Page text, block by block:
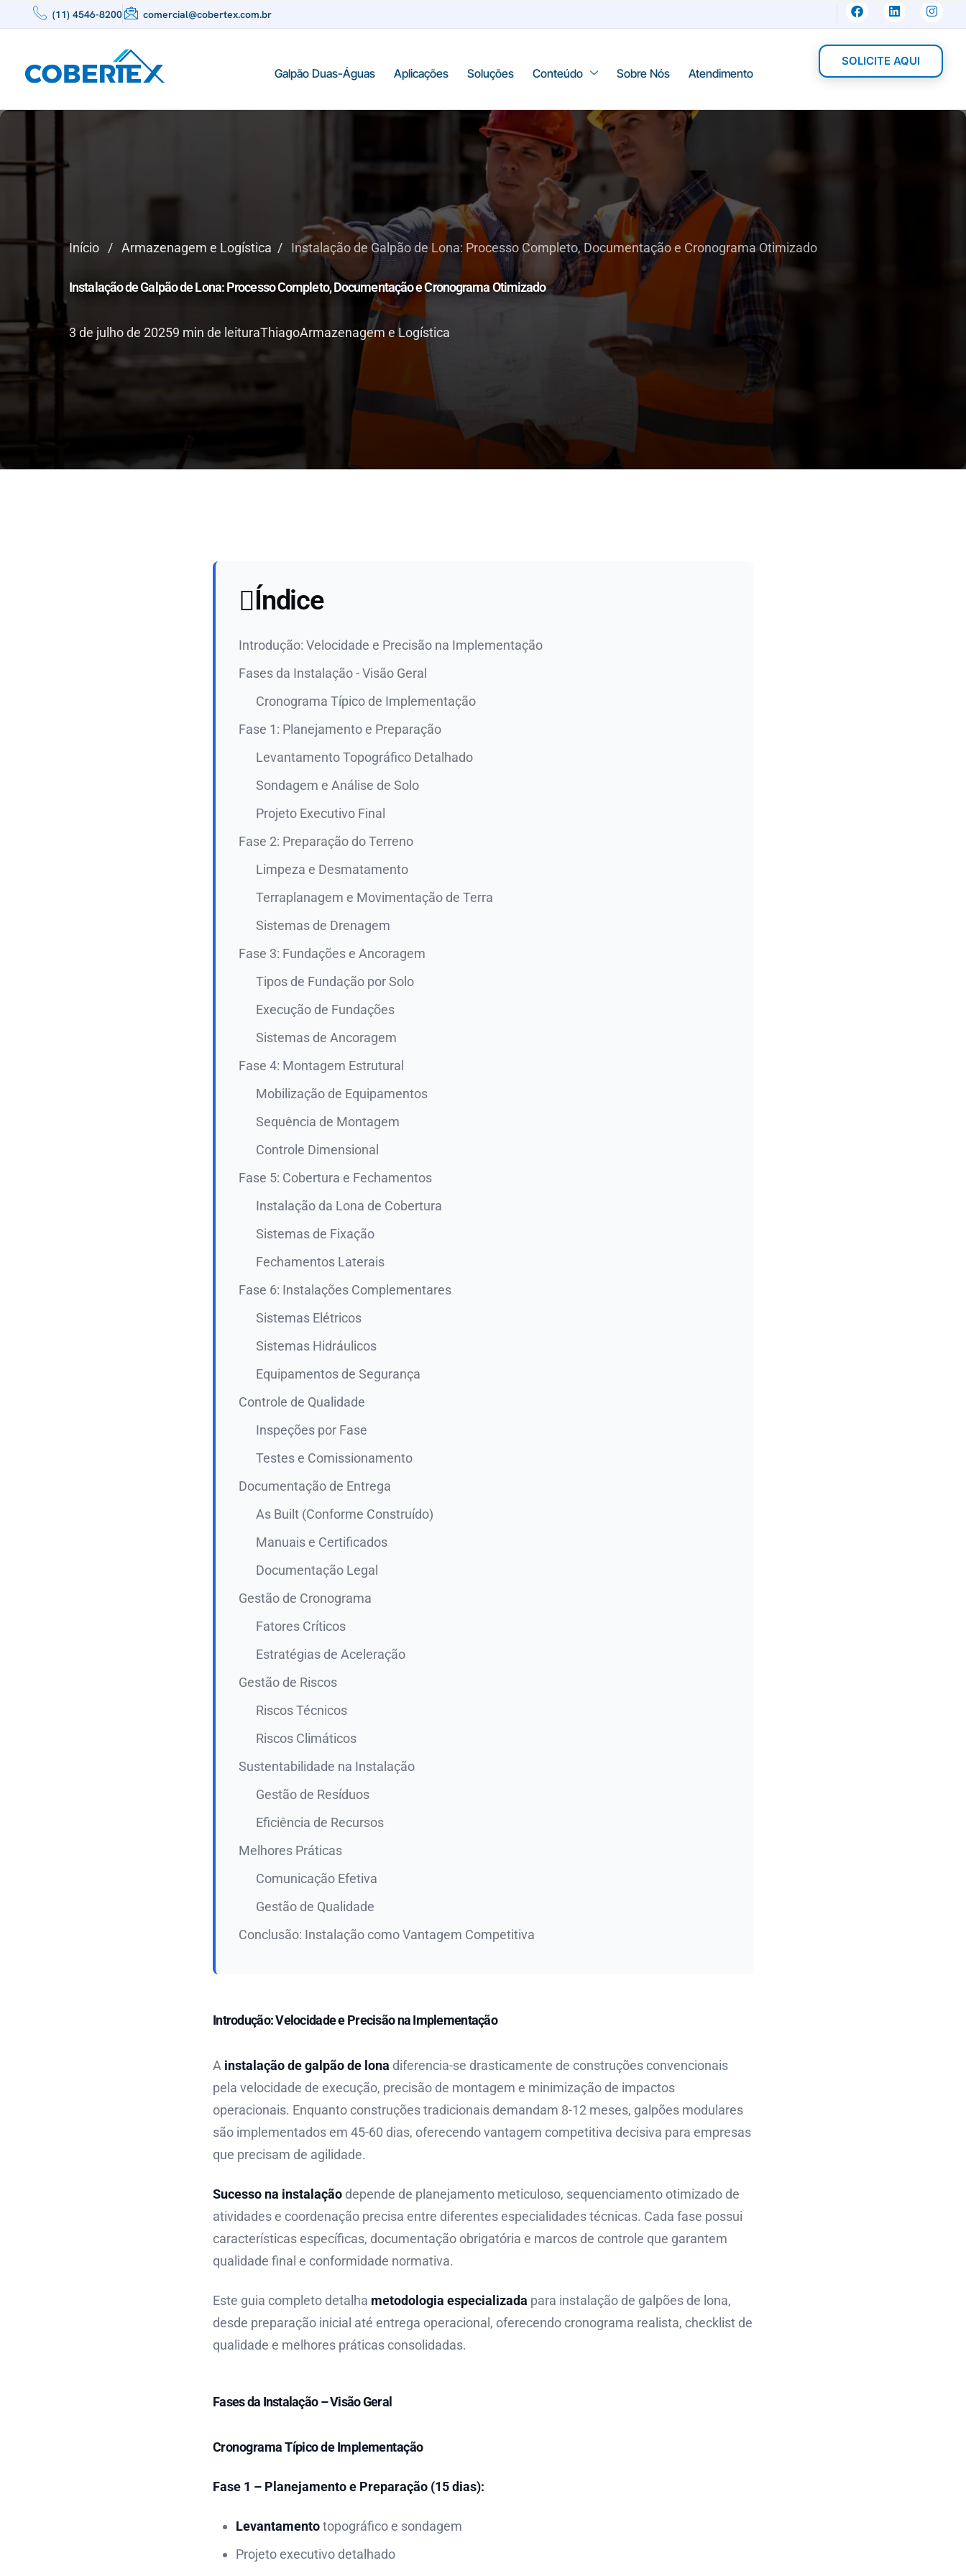
(11) 4546-8200 comercial@cobertex.com.br
Galpão Duas-Águas Aplicações Soluções Conteúdo Sobre Nós Atendimento
SOLICITE AQUI
Início / Armazenagem e Logística / Instalação de Galpão de Lona: Processo Completo, Documentação e Cronograma Otimizado
Instalação de Galpão de Lona: Processo Completo, Documentação e Cronograma Otimizado
3 de julho de 20259 min de leituraThiagoArmazenagem e Logística
Índice
Introdução: Velocidade e Precisão na Implementação
Fases da Instalação - Visão Geral
Cronograma Típico de Implementação
Fase 1: Planejamento e Preparação
Levantamento Topográfico Detalhado
Sondagem e Análise de Solo
Projeto Executivo Final
Fase 2: Preparação do Terreno
Limpeza e Desmatamento
Terraplanagem e Movimentação de Terra
Sistemas de Drenagem
Fase 3: Fundações e Ancoragem
Tipos de Fundação por Solo
Execução de Fundações
Sistemas de Ancoragem
Fase 4: Montagem Estrutural
Mobilização de Equipamentos
Sequência de Montagem
Controle Dimensional
Fase 5: Cobertura e Fechamentos
Instalação da Lona de Cobertura
Sistemas de Fixação
Fechamentos Laterais
Fase 6: Instalações Complementares
Sistemas Elétricos
Sistemas Hidráulicos
Equipamentos de Segurança
Controle de Qualidade
Inspeções por Fase
Testes e Comissionamento
Documentação de Entrega
As Built (Conforme Construído)
Manuais e Certificados
Documentação Legal
Gestão de Cronograma
Fatores Críticos
Estratégias de Aceleração
Gestão de Riscos
Riscos Técnicos
Riscos Climáticos
Sustentabilidade na Instalação
Gestão de Resíduos
Eficiência de Recursos
Melhores Práticas
Comunicação Efetiva
Gestão de Qualidade
Conclusão: Instalação como Vantagem Competitiva
Introdução: Velocidade e Precisão na Implementação
A instalação de galpão de lona diferencia-se drasticamente de construções convencionais
pela velocidade de execução, precisão de montagem e minimização de impactos
operacionais. Enquanto construções tradicionais demandam 8-12 meses, galpões modulares
são implementados em 45-60 dias, oferecendo vantagem competitiva decisiva para empresas
que precisam de agilidade.
Sucesso na instalação depende de planejamento meticuloso, sequenciamento otimizado de
atividades e coordenação precisa entre diferentes especialidades técnicas. Cada fase possui
características específicas, documentação obrigatória e marcos de controle que garantem
qualidade final e conformidade normativa.
Este guia completo detalha metodologia especializada para instalação de galpões de lona,
desde preparação inicial até entrega operacional, oferecendo cronograma realista, checklist de
qualidade e melhores práticas consolidadas.
Fases da Instalação – Visão Geral
Cronograma Típico de Implementação
Fase 1 – Planejamento e Preparação (15 dias):
Levantamentotopográfico e sondagem
Projeto executivo detalhado